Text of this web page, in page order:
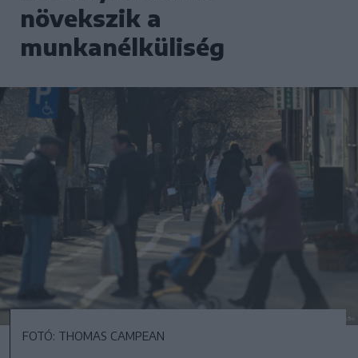
növekszik a
munkanélküliség
FOTÓ: THOMAS CAMPEAN